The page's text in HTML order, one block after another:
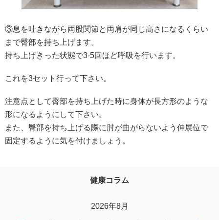
③息を吐きながら両股関節と両肩が同じ高さになるくらい
まで臀部を持ち上げます。
持ち上げきった状態で3-5回ほど呼吸を行います。
これを3セット行って下さい。
注意点として臀部を持ち上げた時に身体が長方形のような
形になるようにして下さい。
また、臀部を持ち上げる際に肘が曲がらないよう伸展位で
固定するように気を付けましょう。
健康コラム
2026年8月